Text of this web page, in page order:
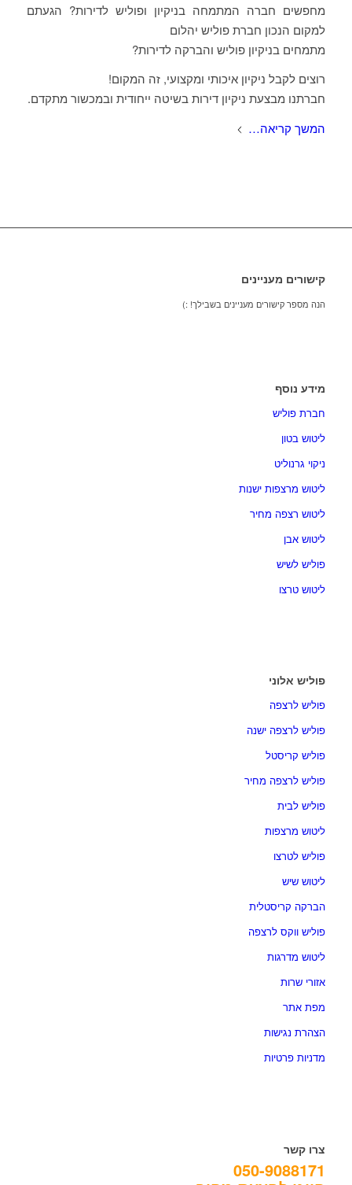
מחפשים חברה המתמחה בניקיון ופוליש לדירות? הגעתם
למקום הנכון חברת פוליש יהלום
מתמחים בניקיון פוליש והברקה לדירות?
רוצים לקבל ניקיון איכותי ומקצועי, זה המקום!
חברתנו מבצעת ניקיון דירות בשיטה ייחודית ובמכשור מתקדם.
המשך קריאה…
קישורים מעניינים
הנה מספר קישורים מעניינים בשבילך! :)
מידע נוסף
חברת פוליש
ליטוש בטון
ניקוי גרנוליט
ליטוש מרצפות ישנות
ליטוש רצפה מחיר
ליטוש אבן
פוליש לשיש
ליטוש טרצו
פוליש אלוני
פוליש לרצפה
פוליש לרצפה ישנה
פוליש קריסטל
פוליש לרצפה מחיר
פוליש לבית
ליטוש מרצפות
פוליש לטרצו
ליטוש שיש
הברקה קריסטלית
פוליש ווקס לרצפה
ליטוש מדרגות
אזורי שרות
מפת אתר
הצהרת נגישות
מדניות פרטיות
צרו קשר
050-9088171